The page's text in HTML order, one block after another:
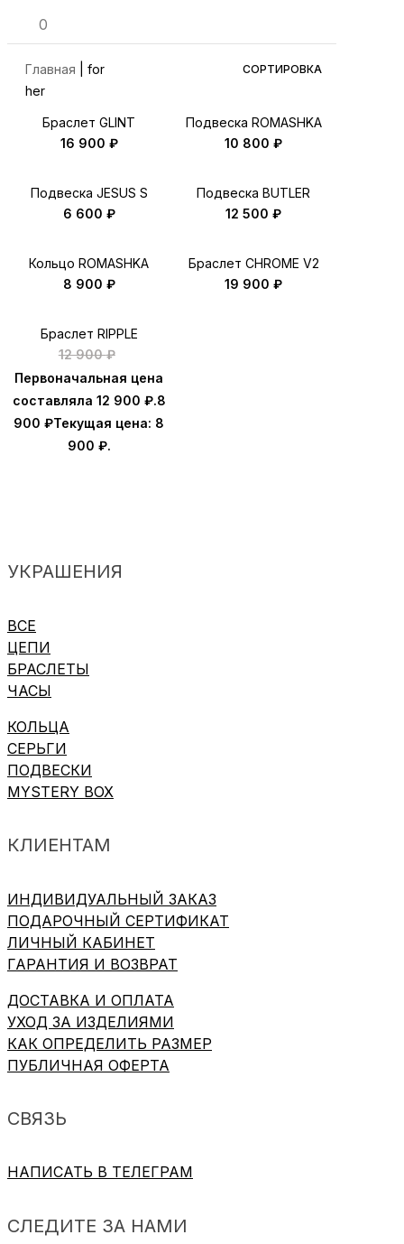
0
Главная
for
her
СОРТИРОВКА
Браслет GLINT
16 900 ₽
Подвеска ROMASHKA
10 800₽
Подвеска JESUS S
6 600 ₽
Подвеска BUTLER
12 500₽
Кольцо ROMASHKA
8 900 ₽
Браслет CHROME V2
19 900₽
Браслет RIPPLE
12 900₽
Первоначальная цена
составляла 12 900 ₽.8
900₽Текущая цена: 8
900 ₽.
УКРАШЕНИЯ
ВСЕ
ЦЕПИ
БРАСЛЕТЫ
ЧАСЫ
КОЛЬЦА
СЕРЬГИ
ПОДВЕСКИ
MYSTERY BOX
КЛИЕНТАМ
ИНДИВИДУАЛЬНЫЙ ЗАКАЗ
ПОДАРОЧНЫЙ СЕРТИФИКАТ
ЛИЧНЫЙ КАБИНЕТ
ГАРАНТИЯ И ВОЗВРАТ
ДОСТАВКА И ОПЛАТА
УХОД ЗА ИЗДЕЛИЯМИ
КАК ОПРЕДЕЛИТЬ РАЗМЕР
ПУБЛИЧНАЯ ОФЕРТА
СВЯЗЬ
НАПИСАТЬ В ТЕЛЕГРАМ
СЛЕДИТЕ ЗА НАМИ